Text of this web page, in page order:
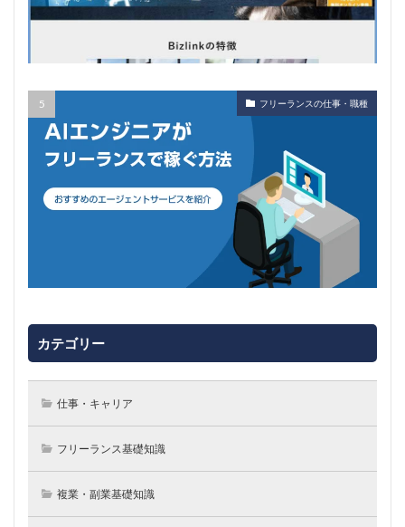
フリーランスの仕事・職種
カテゴリー
仕事・キャリア
フリーランス基礎知識
複業・副業基礎知識